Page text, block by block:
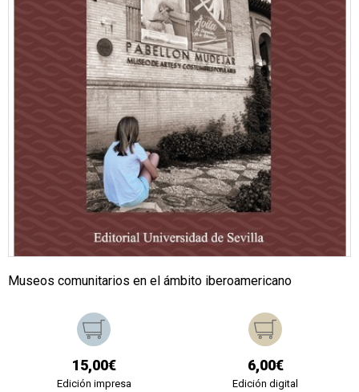
Museos comunitarios en el ámbito iberoamericano
15,00€
Edición impresa
6,00€
Edición digital